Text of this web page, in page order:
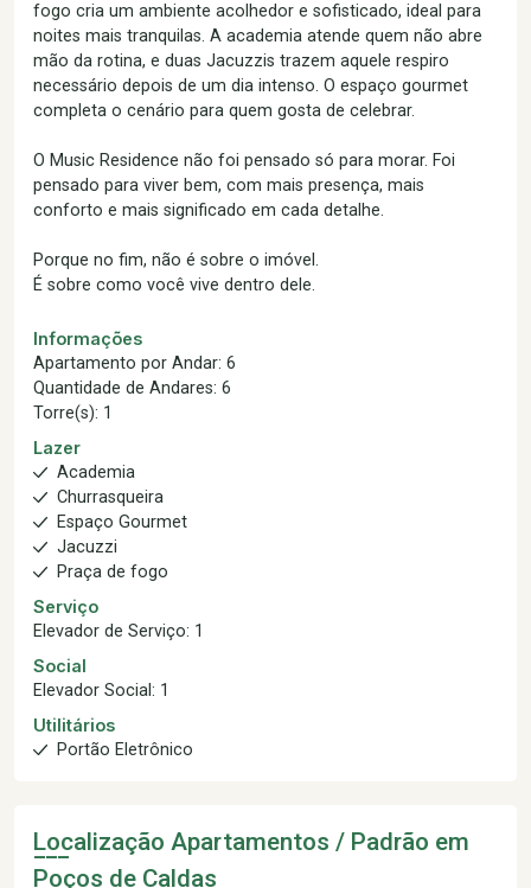
fogo cria um ambiente acolhedor e sofisticado, ideal para
noites mais tranquilas. A academia atende quem não abre
mão da rotina, e duas Jacuzzis trazem aquele respiro
necessário depois de um dia intenso. O espaço gourmet
completa o cenário para quem gosta de celebrar.
O Music Residence não foi pensado só para morar. Foi
pensado para viver bem, com mais presença, mais
conforto e mais significado em cada detalhe.
Porque no fim, não é sobre o imóvel.
É sobre como você vive dentro dele.
Informações
Apartamento por Andar: 6
Quantidade de Andares: 6
Torre(s): 1
Lazer
Academia
Churrasqueira
Espaço Gourmet
Jacuzzi
Praça de fogo
Serviço
Elevador de Serviço: 1
Social
Elevador Social: 1
Utilitários
Portão Eletrônico
Localização Apartamentos / Padrão em
Poços de Caldas